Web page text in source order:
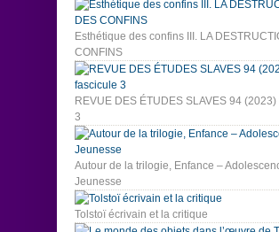
Esthétique des confins III. LA
CONFINS
REVUE DES ÉTUDES SLAVES 94
3
Autour de la trilogie, Enfance –
Jeunesse
Tolstoï écrivain et la critique